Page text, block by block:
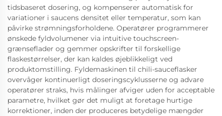
tidsbaseret dosering, og kompenserer automatisk for
variationer i saucens densitet eller temperatur, som kan
påvirke strømningsforholdene. Operatører programmerer
ønskede fyldvolumener via intuitive touchscreen-
grænseflader og gemmer opskrifter til forskellige
flaskestørrelser, der kan kaldes øjeblikkeligt ved
produktomstilling. Fyldemaskinen til chili-sauceflasker
overvåger kontinuerligt doseringscyklusserne og advare
operatører straks, hvis målinger afviger uden for acceptable
parametre, hvilket gør det muligt at foretage hurtige
korrektioner, inden der produceres betydelige mængder